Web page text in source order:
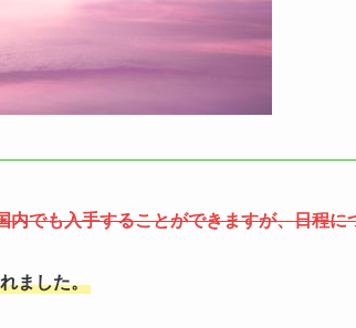
内でも入手することができますが、日程に
ました。